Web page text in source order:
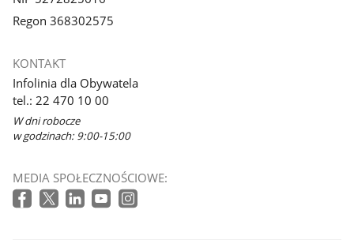
Regon 368302575
KONTAKT
Infolinia dla Obywatela
tel.: 22 470 10 00
W dni robocze
w godzinach: 9:00-15:00
MEDIA SPOŁECZNOŚCIOWE: